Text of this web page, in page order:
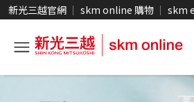
新光三越官網 skm online 購物 skm